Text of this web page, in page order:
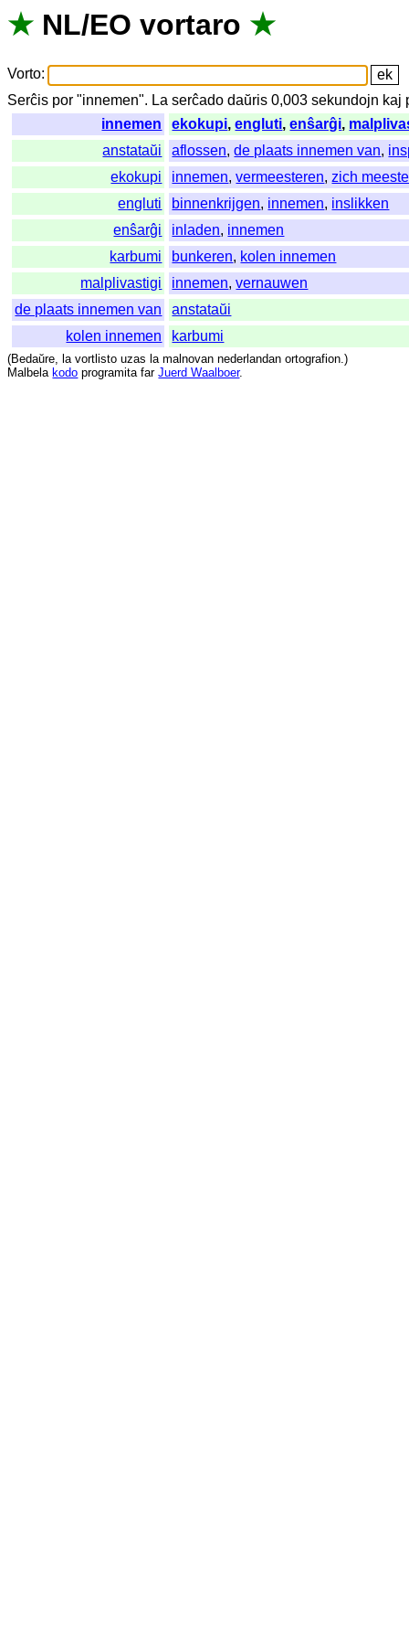
★ NL/EO vortaro ★
Vorto:
Serĉis por "innemen". La serĉado daŭris 0,003sekundojn kaj
innemen
ekokupi,engluti,enŝarĝi,
anstataŭi
aflossen,de plaats innemen van,
ekokupi
innemen,vermeesteren,zich
engluti
binnenkrijgen, innemen, inslikken
enŝarĝi
inladen, innemen
karbumi
bunkeren, kolen innemen
malplivastigi
innemen,vernauwen
de plaats innemen van
anstataŭi
kolen innemen
karbumi
(Bedaŭre, la vortlisto uzas la malnovan nederlandan ortografion.)
Malbela kodo programita far Juerd Waalboer.